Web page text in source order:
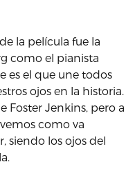
la película fue la
como el pianista
es el que une todos
ojos en la historia.
Foster Jenkins, pero a
como va
siendo los ojos del